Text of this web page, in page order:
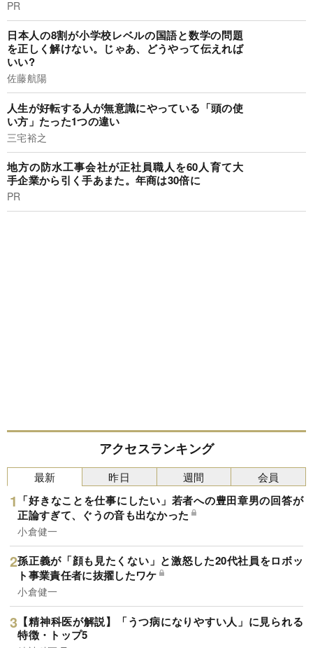
PR
日本人の8割が小学校レベルの国語と数学の問題
を正しく解けない。じゃあ、どうやって伝えれば
いい?
佐藤航陽
人生が好転する人が無意識にやっている「頭の使
い方」たった1つの違い
三宅裕之
地方の防水工事会社が正社員職人を60人育て大
手企業から引く手あまた。年商は30倍に
PR
アクセスランキング
最新
「好きなことを仕事にしたい」若者への豊田章男の回答が
正論すぎて、ぐうの音も出なかった
小倉健一
孫正義が「顔も見たくない」と激怒した20代社員をロボッ
ト事業責任者に抜擢したワケ
小倉健一
【精神科医が解説】「うつ病になりやすい人」に見られる
特徴・トップ5
昨日 週間 会員